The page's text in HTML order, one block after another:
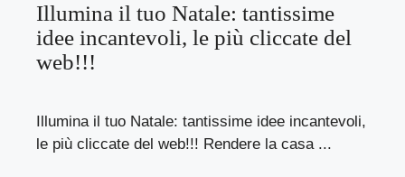
Illumina il tuo Natale: tantissime
idee incantevoli, le più cliccate del
web!!!
Illumina il tuo Natale: tantissime idee incantevoli,
le più cliccate del web!!! Rendere la casa ...